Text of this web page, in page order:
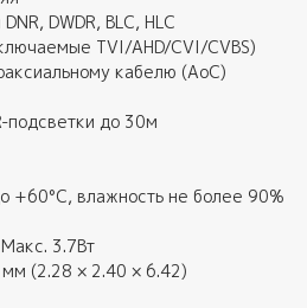
DWDR, BLC, HLC
TVI/AHD/CVI/CVBS)
кабелю (AoC)
подсветки до 30м
+60°С, влажность не более 90%
3.7Вт
(2.28 × 2.40 × 6.42)